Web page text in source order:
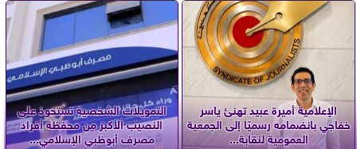
الإعلامية أميرة عبيد تهنئ ياسر
خفاجي بانضمامه رسميًا إلى الجمعية
العمومية لنقابة...
التمويلات الشخصية تستحوذ على
النصيب الأكبر من محفظة أفراد
مصرف أبوظبي الإسلامي...